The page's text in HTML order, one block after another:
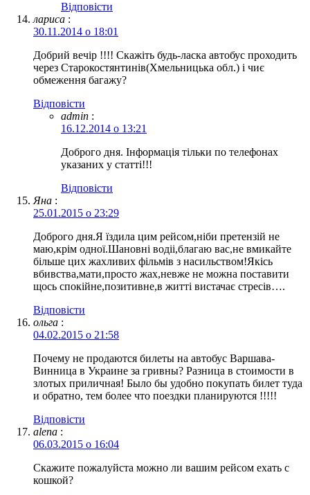
Відповіcти
лариса :
30.11.2014 о 18:01
Добрий вечір !!!! Скажіть будь-ласка автобус проходить
через Старокостянтинів(Хмельницька обл.) і чиє
обмеження багажу?
Відповіcти
admin :
16.12.2014 о 13:21
Доброго дня. Інформація тільки по телефонах
указаних у статті!!!
Відповіcти
Яна :
25.01.2015 о 23:29
Доброго дня.Я їздила цим рейсом,ніби претензій не
маю,крім одної.Шановні водіі,благаю вас,не вмикайте
більше цих жахливих фільмів з насильством!Якісь
вбивства,мати,просто жах,невже не можна поставити
щось спокійне,позитивне,в житті вистачає стресів….
Відповіcти
ольга :
04.02.2015 о 21:58
Почему не продаются билеты на автобус Варшава-
Винница в Украине за гривны? Разница в стоимости в
злотых приличная! Было бы удобно покупать билет туда
и обратно, тем более что поездки планируются !!!!!
Відповіcти
alena :
06.03.2015 о 16:04
Скажите пожалуйста можно ли вашим рейсом ехать с
кошкой?